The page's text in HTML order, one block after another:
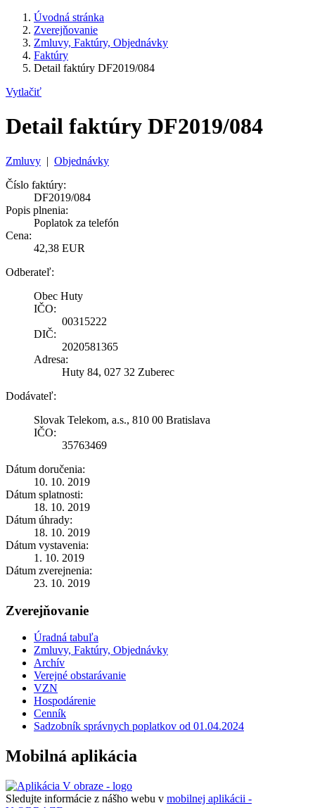
Úvodná stránka
Zverejňovanie
Zmluvy, Faktúry, Objednávky
Faktúry
Detail faktúry DF2019/084
Vytlačiť
Detail faktúry DF2019/084
Zmluvy | Objednávky
Číslo faktúry:
DF2019/084
Popis plnenia:
Poplatok za telefón
Cena:
42,38 EUR
Odberateľ:
Obec Huty
IČO:
00315222
DIČ:
2020581365
Adresa:
Huty 84, 027 32 Zuberec
Dodávateľ:
Slovak Telekom, a.s., 810 00 Bratislava
IČO:
35763469
Dátum doručenia:
10. 10. 2019
Dátum splatnosti:
18. 10. 2019
Dátum úhrady:
18. 10. 2019
Dátum vystavenia:
1. 10. 2019
Dátum zverejnenia:
23. 10. 2019
Zverejňovanie
Úradná tabuľa
Zmluvy, Faktúry, Objednávky
Archív
Verejné obstarávanie
VZN
Hospodárenie
Cenník
Sadzobník správnych poplatkov od 01.04.2024
Mobilná aplikácia
Sledujte informácie z nášho webu v mobilnej aplikácii -